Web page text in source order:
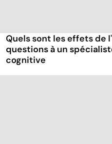
Quels sont les effets de
questions à un
cognitive